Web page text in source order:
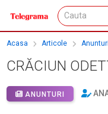
Acasa Articole Anunturi
CRĂCIUN
ANUNTURI